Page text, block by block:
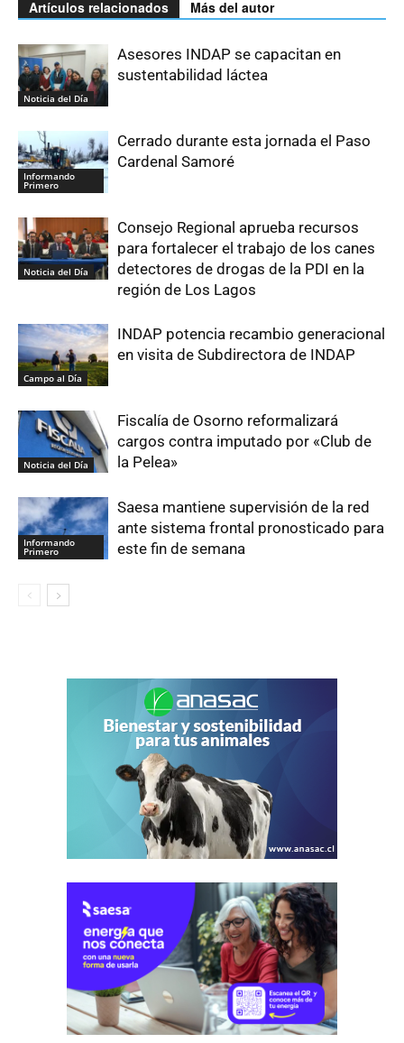
Artículos relacionados Más del autor
Noticia del Día
Asesores INDAP se capacitan en
sustentabilidad láctea
Informando
Primero
Cerrado durante esta jornada el Paso
Cardenal Samoré
Noticia del Día
Consejo Regional aprueba recursos
para fortalecer el trabajo de los canes
detectores de drogas de la PDI en la
región de Los Lagos
Campo al Día
INDAP potencia recambio generacional
en visita de Subdirectora de INDAP
Noticia del Día
Fiscalía de Osorno reformalizará
cargos contra imputado por «Club de
la Pelea»
Informando
Primero
Saesa mantiene supervisión de la red
ante sistema frontal pronosticado para
este fin de semana